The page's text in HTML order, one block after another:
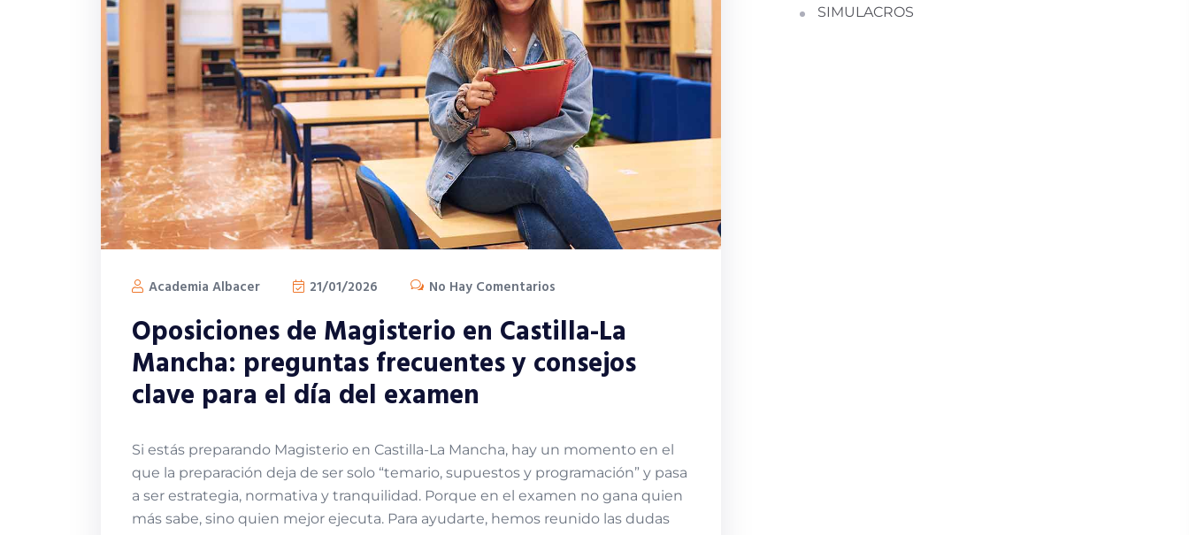
Academia Albacer 21/01/2026 No Hay Comentarios
Oposiciones de Magisterio en Castilla-La
Mancha: preguntas frecuentes y consejos
clave para el día del examen
Si estás preparando Magisterio en Castilla-La Mancha, hay un momento en el
que la preparación deja de ser solo “temario, supuestos y programación” y pasa
a ser estrategia, normativa y tranquilidad. Porque en el examen no gana quien
más sabe, sino quien mejor ejecuta. Para ayudarte, hemos reunido las dudas
SIMULACROS